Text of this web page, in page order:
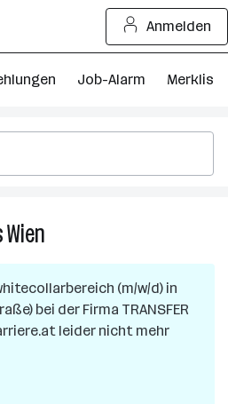
Anmelden
Job-Alarm Merkliste
Wien
Jobs
in
Wien
(m/w/d) in
bei der Firma TRANSFER
leider nicht mehr